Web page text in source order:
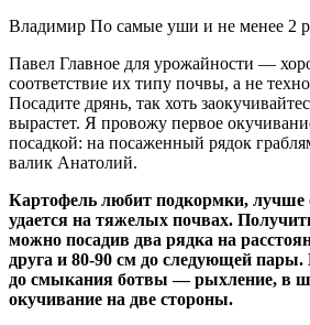
Владимир По самые уши и не менее 2
Павел Главное для урожайности —
соответствие их типу почвы, а не
Посадите дрянь, так хоть
вырастет. Я провожу первое
посадкой: на посаженный рядок
валик Анатолий.
Картофель любит подкормки, лучше
удается на тяжелых почвах.
можно посадив два рядка на
друга и 80-90 см до следующей
до смыкания ботвы — рыхление, в
окучивание на две стороны.